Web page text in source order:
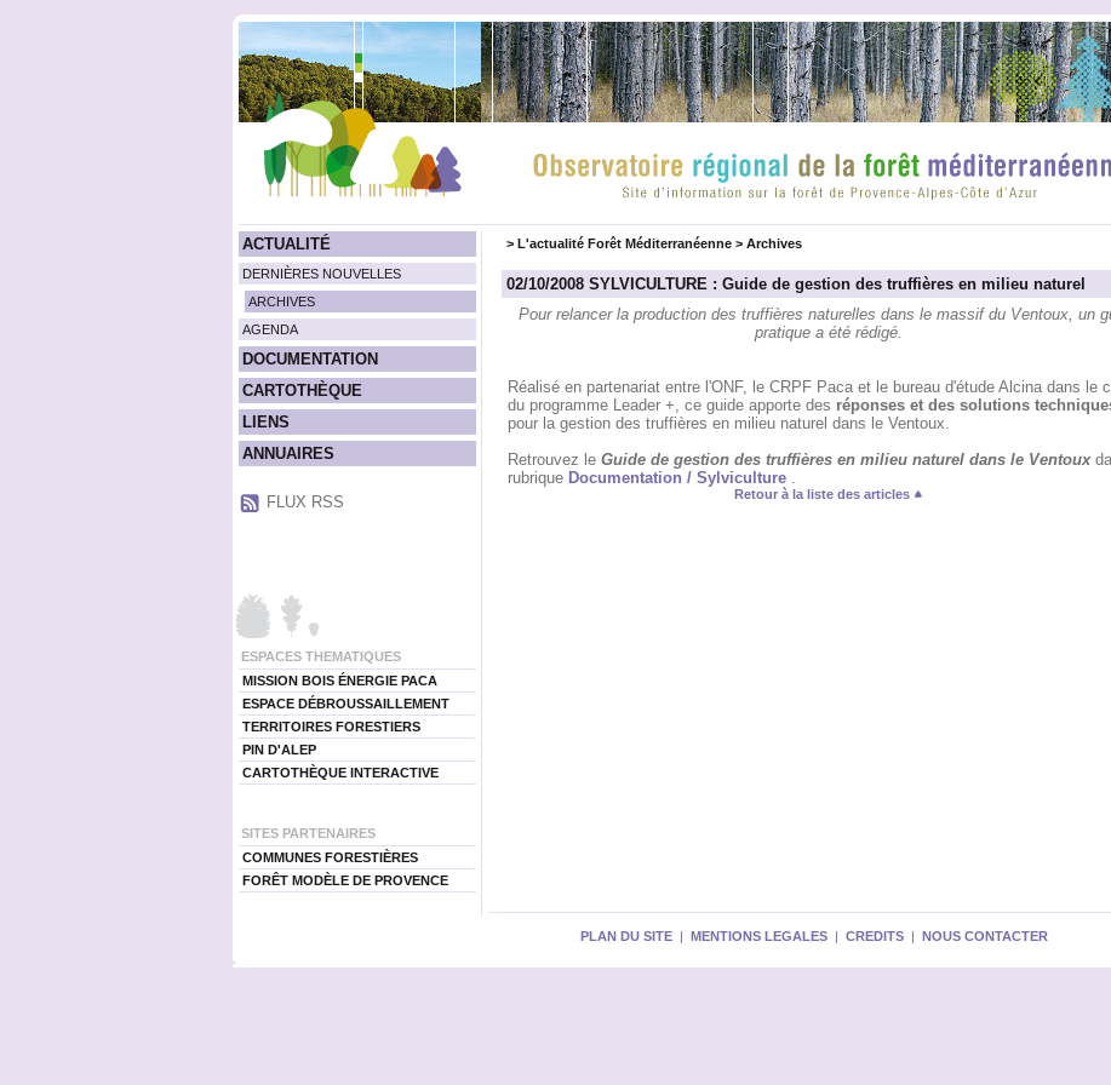
ACTUALITÉ
DERNIÈRES NOUVELLES
ARCHIVES
AGENDA
DOCUMENTATION
CARTOTHÈQUE
LIENS
ANNUAIRES
FLUX RSS
ESPACES THEMATIQUES
MISSION BOIS ÉNERGIE PACA
ESPACE DÉBROUSSAILLEMENT
TERRITOIRES FORESTIERS
PIN D'ALEP
CARTOTHÈQUE INTERACTIVE
SITES PARTENAIRES
COMMUNES FORESTIÈRES
FORÊT MODÈLE DE PROVENCE
> L'actualité Forêt Méditerranéenne> Archives
02/10/2008 SYLVICULTURE : Guide de gestion des truffières en milieu naturel
Pour relancer la production des truffières naturelles dans le massif du Ventoux, un
pratique a été rédigé.
Réalisé en partenariat entre l'ONF, le CRPF Paca et le bureau d'étude Alcina dans le
du programme Leader +, ce guide apporte des réponses et des solutions
pour la gestion des truffières en milieu naturel dans le Ventoux.
Retrouvez le Guide de gestion des truffières en milieu naturel dans le Ventoux
rubrique Documentation / Sylviculture .
Retour à la liste des articles
PLAN DU SITE | MENTIONS LEGALES | CREDITS | NOUS CONTACTER